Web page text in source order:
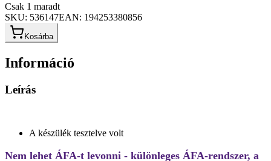
Csak 1 maradt
SKU: 536147EAN: 194253380856
Kosárba
Információ
Leírás
A készülék tesztelve volt
Nem lehet ÁFA-t levonni - különleges ÁFA-rendszer, a